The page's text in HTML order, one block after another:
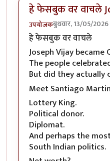
हे फेसबुक वर वाचले
उपयोजकबुधवार, 13/05/2026
हे फेसबुक वर वाचले
Joseph Vijay became
The people
But did they actually
Meet Santiago
Lottery King.
Political donor.
Diplomat.
And perhaps the
South Indian politics.